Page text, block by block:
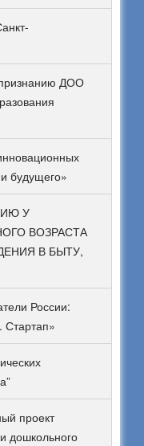
ДОО
будущего»
У
ВОЗРАСТА
В БЫТУ,
России:
проект
дошкольного